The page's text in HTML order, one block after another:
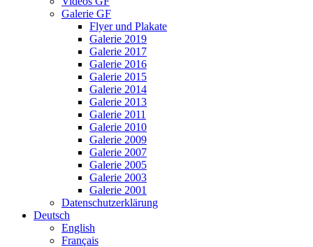
Galerie GF
Flyer und Plakate
Galerie 2019
Galerie 2017
Galerie 2016
Galerie 2015
Galerie 2014
Galerie 2013
Galerie 2011
Galerie 2010
Galerie 2009
Galerie 2007
Galerie 2005
Galerie 2003
Galerie 2001
Datenschutzerklärung
Deutsch
English
Français